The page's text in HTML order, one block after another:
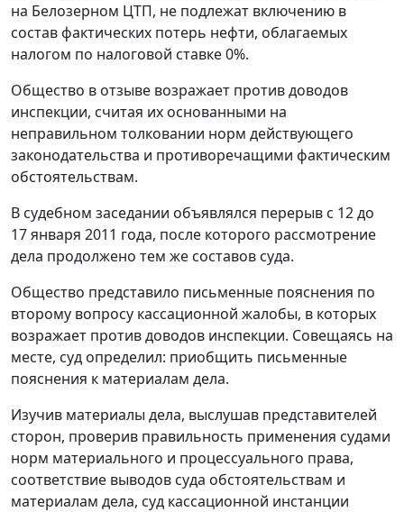
на Белозерном ЦТП, не подлежат включению в
состав фактических потерь нефти, облагаемых
налогом по налоговой ставке 0%.
Общество в отзыве возражает против доводов
инспекции, считая их основанными на
неправильном толковании норм действующего
законодательства и противоречащими фактическим
обстоятельствам.
В судебном заседании объявлялся перерыв с 12 до
17 января 2011 года, после которого рассмотрение
дела продолжено тем же составов суда.
Общество представило письменные пояснения по
второму вопросу кассационной жалобы, в которых
возражает против доводов инспекции. Совещаясь на
месте, суд определил: приобщить письменные
пояснения к материалам дела.
Изучив материалы дела, выслушав представителей
сторон, проверив правильность применения судами
норм материального и процессуального права,
соответствие выводов суда обстоятельствам и
материалам дела, суд кассационной инстанции